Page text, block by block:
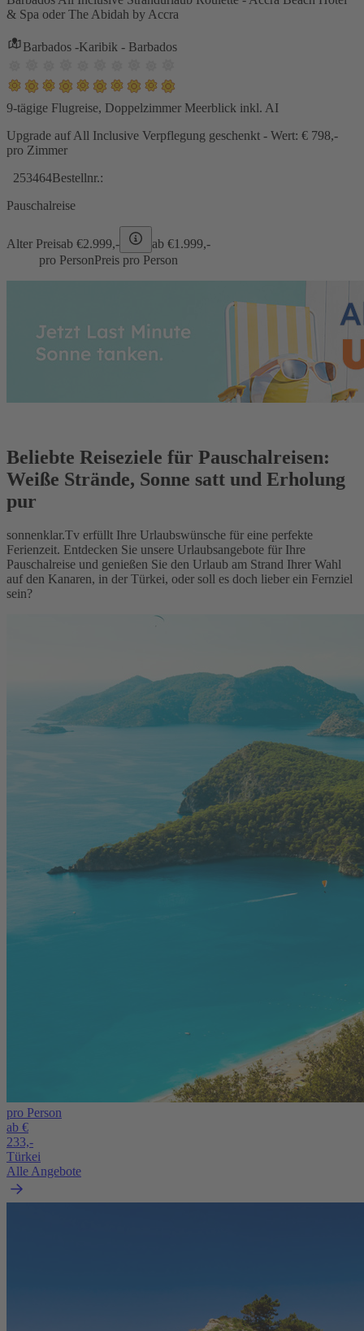
& Spa oder The Abidah by Accra
Barbados -Karibik - Barbados
9-tägige Flugreise, Doppelzimmer Meerblick inkl. AI
Upgrade auf All Inclusive Verpflegung geschenkt - Wert: € 798,-
pro Zimmer
253464Bestellnr.:
Pauschalreise
Alter Preisab €2.999,- ab €1.999,-
pro PersonPreis pro Person
Beliebte Reiseziele für Pauschalreisen:
Weiße Strände, Sonne satt und Erholung
pur
sonnenklar.Tv erfüllt Ihre Urlaubswünsche für eine perfekte
Ferienzeit. Entdecken Sie unsere Urlaubsangebote für Ihre
Pauschalreise und genießen Sie den Urlaub am Strand Ihrer Wahl
auf den Kanaren, in der Türkei, oder soll es doch lieber ein Fernziel
sein?
pro Person
ab €
233,-
Türkei
Alle Angebote